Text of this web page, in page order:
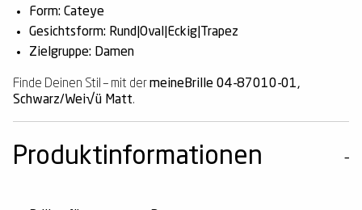
Form: Cateye
Gesichtsform: Rund|Oval|Eckig|Trapez
Zielgruppe: Damen
Finde Deinen Stil – mit dermeineBrille 04-87010-01,
Schwarz/Wei√ü Matt.
Produktinformationen